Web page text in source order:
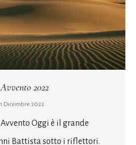
2022
Dicembre 2022
Oggi è il grande
Battista sotto i riflettori.